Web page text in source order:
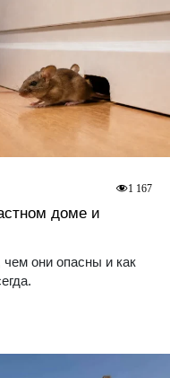
доме и
они опасны и как
1 167